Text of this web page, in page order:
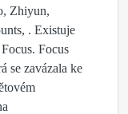
Zhiyun,
. Existuje
Focus
se zavázala ke